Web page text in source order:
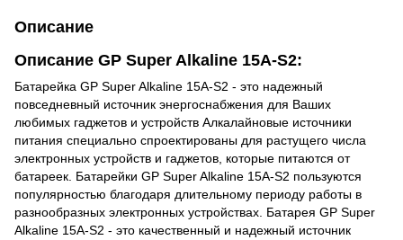
Описание
Описание GP Super Alkaline 15A-S2:
Батарейка GP Super Alkaline 15A-S2 - это надежный
повседневный источник энергоснабжения для Ваших
любимых гаджетов и устройств Алкалайновые источники
питания специально спроектированы для растущего числа
электронных устройств и гаджетов, которые питаются от
батареек. Батарейки GP Super Alkaline 15A-S2 пользуются
популярностью благодаря длительному периоду работы в
разнообразных электронных устройствах. Батарея GP Super
Alkaline 15A-S2 - это качественный и надежный источник